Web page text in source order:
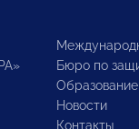
Бюро по
Образование
Новости
Контакты